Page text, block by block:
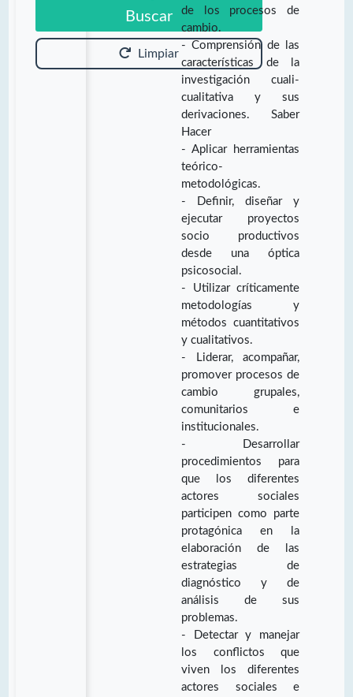
Buscar
Limpiar
de los procesos de
cambio.
- Comprensión de las
características de la
investigación cuali-
cualitativa y sus
derivaciones. Saber
Hacer
- Aplicar herramientas
teórico-
metodológicas.
- Definir, diseñar y
ejecutar proyectos
socio productivos
desde una óptica
psicosocial.
- Utilizar críticamente
metodologías y
métodos cuantitativos
y cualitativos.
- Liderar, acompañar,
promover procesos de
cambio grupales,
comunitarios e
institucionales.
- Desarrollar
procedimientos para
que los diferentes
actores sociales
participen como parte
protagónica en la
elaboración de las
estrategias de
diagnóstico y de
análisis de sus
problemas.
- Detectar y manejar
los conflictos que
viven los diferentes
actores sociales e